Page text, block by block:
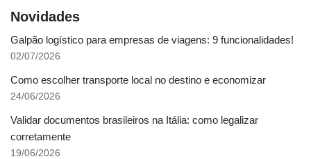
Novidades
Galpão logístico para empresas de viagens: 9 funcionalidades!
02/07/2026
Como escolher transporte local no destino e economizar
24/06/2026
Validar documentos brasileiros na Itália: como legalizar
corretamente
19/06/2026